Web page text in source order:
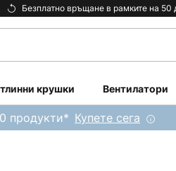
Безплатно връщане в рамките на 50
крушки Вентилатори
продукти* Купете сега